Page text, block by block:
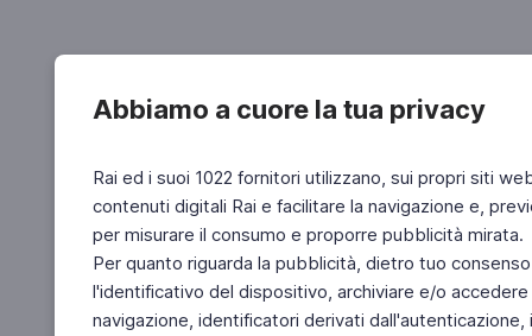
Abbiamo a cuore la tua privacy
Rai ed i suoi 1022 fornitori utilizzano, sui propri siti
contenuti digitali Rai e facilitare la navigazione e,
per misurare il consumo e proporre pubblicità mirata.
Per quanto riguarda la pubblicità, dietro tuo
l'identificativo del dispositivo, archiviare e/o
navigazione, identificatori derivati